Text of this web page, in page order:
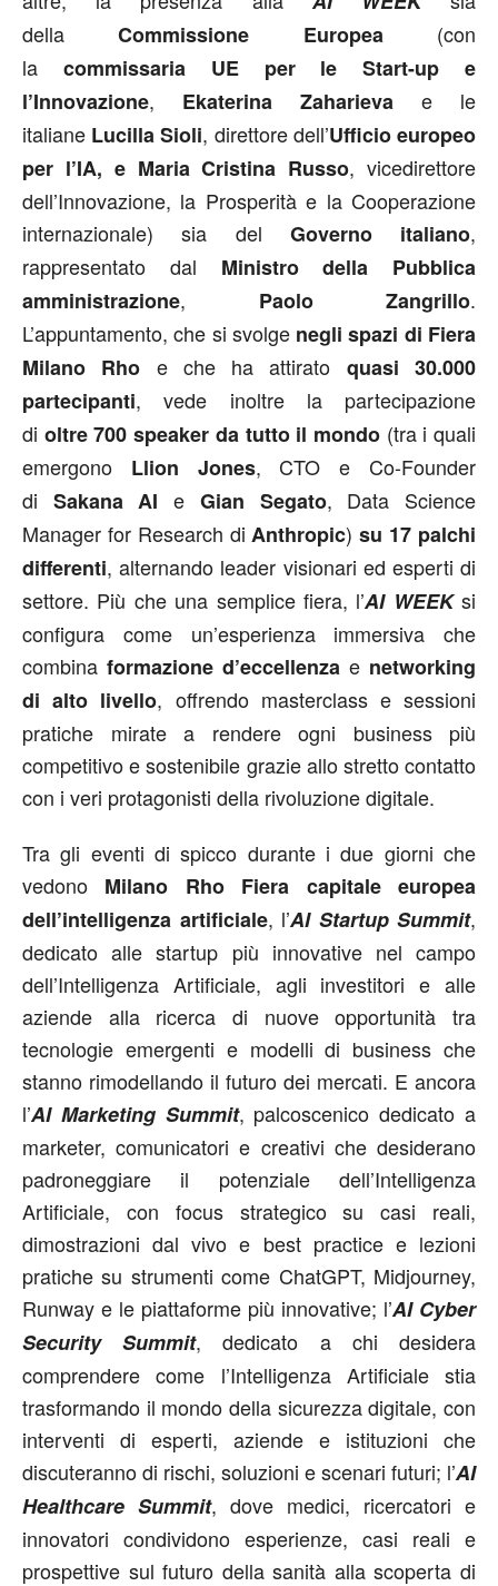
dellaCommissione Europea (con
la commissaria UE per le Start-up e
l’Innovazione, Ekaterina Zaharieva e le
italiane Lucilla Sioli, direttore dell’Ufficio europeo
per l’IA, e Maria Cristina Russo, vicedirettore
dell’Innovazione, la Prosperità e la Cooperazione
internazionale)
sia del Governo italiano,
rappresentato dal Ministro della Pubblica
amministrazione, Paolo Zangrillo.
L’appuntamento, che si svolge negli spazi di Fiera
Milano Rho e che ha attirato quasi 30.000
partecipanti, vede inoltre la partecipazione
di oltre 700 speaker da tutto il mondo (tra i quali
emergono Llion Jones, CTO e Co-Founder
di Sakana AIe Gian Segato, Data Science
Manager for Research di Anthropic) su 17 palchi
differenti, alternando leader visionari ed esperti di
settore. Più che una semplice fiera, l’AI WEEK si
configura come un’esperienza immersiva che
combina formazione d’eccellenza e networking
di alto livello, offrendo masterclass e sessioni
pratiche mirate a rendere ogni business più
competitivo e sostenibile grazie allo stretto contatto
con i veri protagonisti della rivoluzione digitale.
Tra gli eventi di spicco durante i due giorni che
vedono Milano Rho Fiera capitale europea
dell’intelligenza artificiale, l’AI Startup Summit,
dedicato alle startup più innovative nel campo
dell’Intelligenza Artificiale, agli investitori e alle
aziende alla ricerca di nuove opportunità tra
tecnologie emergenti e modelli di business che
stanno rimodellando il futuro dei mercati. E ancora
l’AI Marketing Summit, palcoscenico dedicato a
marketer, comunicatori e creativi che desiderano
padroneggiare il potenziale dell’Intelligenza
Artificiale, con focus strategico su casi reali,
dimostrazioni dal vivo e best practice e lezioni
pratiche su strumenti come ChatGPT, Midjourney,
Runway e le piattaforme più innovative; l’AI Cyber
Security Summit, dedicato a chi desidera
comprendere come l’Intelligenza Artificiale stia
trasformando il mondo della sicurezza digitale, con
interventi di esperti, aziende e istituzioni che
discuteranno di rischi, soluzioni e scenari futuri; l’AI
Healthcare Summit, dove medici, ricercatori e
innovatori condividono esperienze, casi reali e
prospettive sul futuro della sanità alla scoperta di